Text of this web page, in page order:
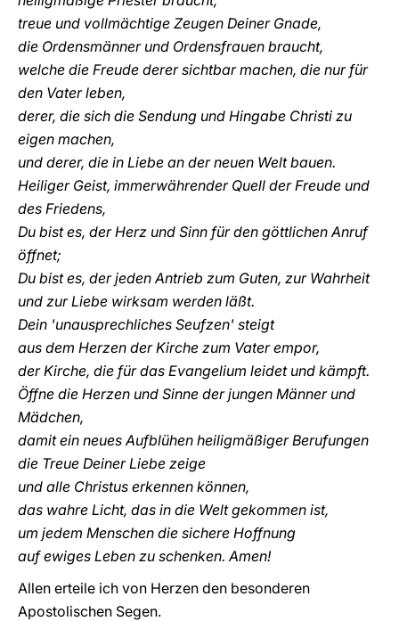
treue und vollmächtige Zeugen Deiner Gnade,
die Ordensmänner und Ordensfrauen braucht,
welche die Freude derer sichtbar machen, die nur für
den Vater leben,
derer, die sich die Sendung und Hingabe Christi zu
eigen machen,
und derer, die in Liebe an der neuen Welt bauen.
Heiliger Geist, immerwährender Quell der Freude und
des Friedens,
Du bist es, der Herz und Sinn für den göttlichen Anruf
öffnet;
Du bist es, der jeden Antrieb zum Guten, zur Wahrheit
und zur Liebe wirksam werden läßt.
Dein 'unausprechliches Seufzen' steigt
aus dem Herzen der Kirche zum Vater empor,
der Kirche, die für das Evangelium leidet und kämpft.
Öffne die Herzen und Sinne der jungen Männer und
Mädchen,
damit ein neues Aufblühen heiligmäßiger Berufungen
die Treue Deiner Liebe zeige
und alle Christus erkennen können,
das wahre Licht, das in die Welt gekommen ist,
um jedem Menschen die sichere Hoffnung
auf ewiges Leben zu schenken. Amen!
Allen erteile ich von Herzen den besonderen
Apostolischen Segen.